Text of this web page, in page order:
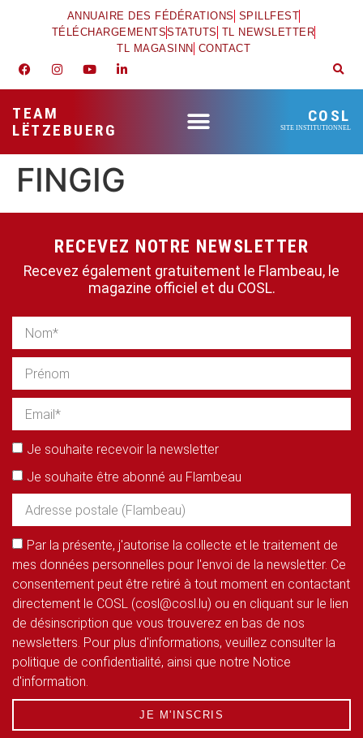
ANNUAIRE DES FÉDÉRATIONS SPILLFEST
TÉLÉCHARGEMENTSSTATUTS TL NEWSLETTER
TL MAGASINN CONTACT
TEAM
LËTZEBUERG
COSL
SITE INSTITUTIONNEL
FINGIG
RECEVEZ NOTRE NEWSLETTER
Recevez également gratuitement le Flambeau, le
magazine officiel et du COSL.
Je souhaite recevoir la newsletter
Je souhaite être abonné au Flambeau
Par la présente, j'autorise la collecte et le traitement de
mes données personnelles pour l'envoi de la newsletter. Ce
consentement peut être retiré à tout moment en contactant
directement le COSL (cosl@cosl.lu) ou en cliquant sur le lien
de désinscription que vous trouverez en bas de nos
newsletters. Pour plus d'informations, veuillez consulter la
politique de confidentialité, ainsi que notre Notice
d'information.
JE M'INSCRIS